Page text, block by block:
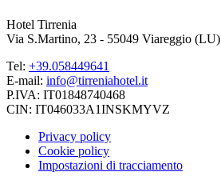
Hotel Tirrenia
Via S.Martino, 23 - 55049 Viareggio (LU)
Tel: +39.058449641
E-mail: info@tirreniahotel.it
P.IVA: IT01848740468
CIN: IT046033A1INSKMYVZ
Privacy policy
Cookie policy
Impostazioni di tracciamento